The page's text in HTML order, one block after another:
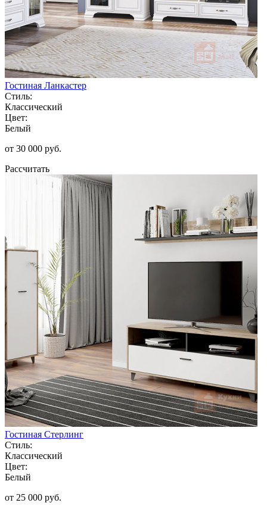
Гостиная Ланкастер
Стиль:
Классический
Цвет:
Белый
от 30 000 руб.
Рассчитать
Гостиная Стерлинг
Стиль:
Классический
Цвет:
Белый
от 25 000 руб.